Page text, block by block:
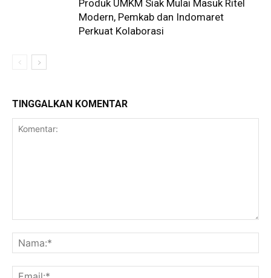
Produk UMKM Siak Mulai Masuk Ritel
Modern, Pemkab dan Indomaret
Perkuat Kolaborasi
TINGGALKAN KOMENTAR